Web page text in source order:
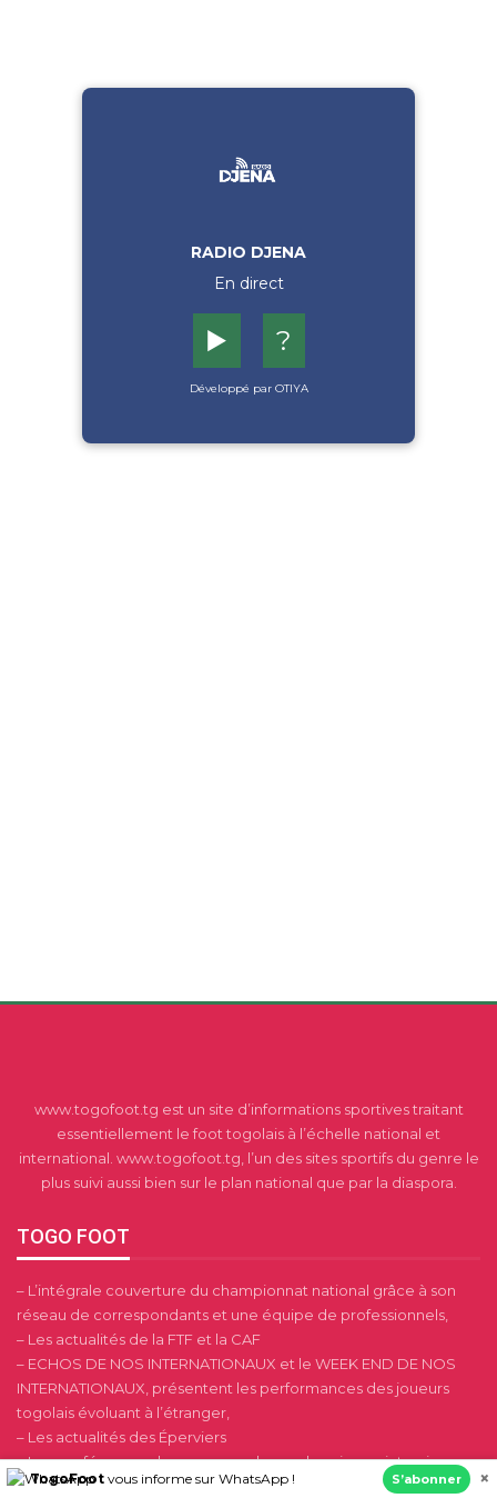
RADIO DJENA
En direct
▶️ ?
Développé par OTIYA
www.togofoot.tg est un site d’informations sportives traitant
essentiellement le foot togolais à l’échelle national et
international. www.togofoot.tg, l’un des sites sportifs du genre le
plus suivi aussi bien sur le plan national que par la diaspora.
TOGO FOOT
– L’intégrale couverture du championnat national grâce à son
réseau de correspondants et une équipe de professionnels,
– Les actualités de la FTF et la CAF
– ECHOS DE NOS INTERNATIONAUX et le WEEK END DE NOS
INTERNATIONAUX, présentent les performances des joueurs
togolais évoluant à l’étranger,
– Les actualités des Éperviers
– Les conférences de presse, analyses, chroniques, interviews,
portraits et dossiers, les compétitions du foot Africain.
TogoFoot vous informe sur WhatsApp ! S’abonner ×